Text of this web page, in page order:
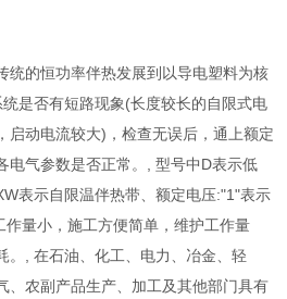
统的恒功率伴热发展到以导电塑料为核
是否有短路现象(长度较长的自限式电
启动电流较大)，检查无误后，通上额定
电气参数是否正常。, 型号中D表示低
表示自限温伴热带、额定电压:"1"表示
量小，施工方便简单，维护工作量
。, 在石油、化工、电力、冶金、轻
、农副产品生产、加工及其他部门具有